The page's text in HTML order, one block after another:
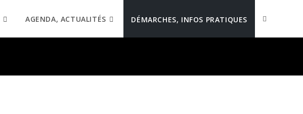
AGENDA, ACTUALITÉS DÉMARCHES, INFOS PRATIQUES